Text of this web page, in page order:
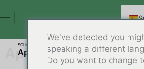
al
Aplicación
SOLICITUD
Aplicación trituradora
We've detected you
speaking a different
Do you want to change